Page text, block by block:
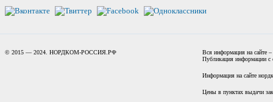
© 2015 — 2024. НОРДКОМ-РОССИЯ.РФ
Вся информация на сайте –
Публикация информации с
Информация на сайте
Цены в пунктах выдачи